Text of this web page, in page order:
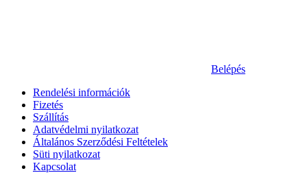
Belépés
Rendelési információk
Fizetés
Szállítás
Adatvédelmi nyilatkozat
Általános Szerződési Feltételek
Süti nyilatkozat
Kapcsolat